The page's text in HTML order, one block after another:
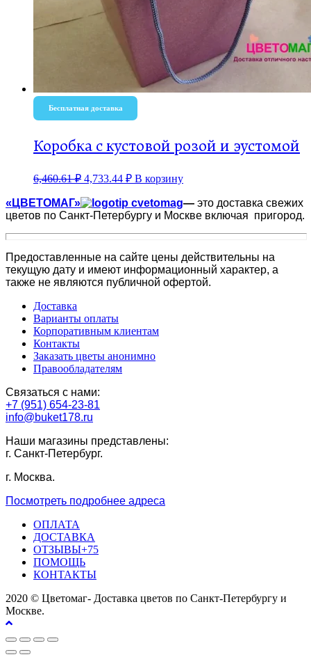
Бесплатная доставка
Коробка с кустовой розой и эустомой
6,460.61₽ 4,733.44 ₽ В корзину
«ЦВЕТОМАГ» — это доставка свежих
цветов по Санкт-Петербургу и Москве включая пригород.
Предоставленные на сайте цены действительны на
текущую дату и имеют информационный характер, а
также не являются публичной офертой.
Доставка
Варианты оплаты
Корпоративным клиентам
Контакты
Заказать цветы анонимно
Правообладателям
Связаться с нами:
+7 (951) 654-23-81
info@buket178.ru
Наши магазины представлены:
г. Санкт-Петербург.
г. Москва.
Посмотреть подробнее адреса
ОПЛАТА
ДОСТАВКА
ОТЗЫВЫ+75
ПОМОЩЬ
КОНТАКТЫ
2020 © Цветомаг- Доставка цветов по Санкт-Петербургу и
Москве.